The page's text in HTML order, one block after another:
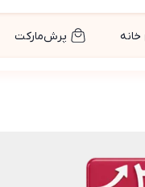
خانه پرش‌مارکت
انسانی